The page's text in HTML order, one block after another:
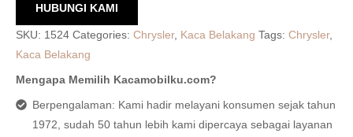
HUBUNGI KAMI
SKU: 1524 Categories: Chrysler, Kaca Belakang Tags: Chrysler,
Kaca Belakang
Mengapa Memilih Kacamobilku.com?
Berpengalaman: Kami hadir melayani konsumen sejak tahun
1972, sudah 50 tahun lebih kami dipercaya sebagai layanan